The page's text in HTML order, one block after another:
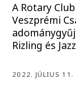
A Rotary
Veszprémi
Rizling és
2022. JÚLIUS 11.